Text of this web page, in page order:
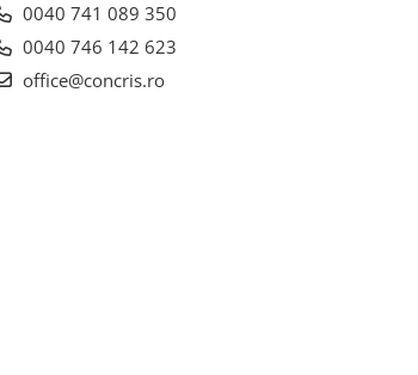
0040 741 089 350
0040 746 142 623
office@concris.ro